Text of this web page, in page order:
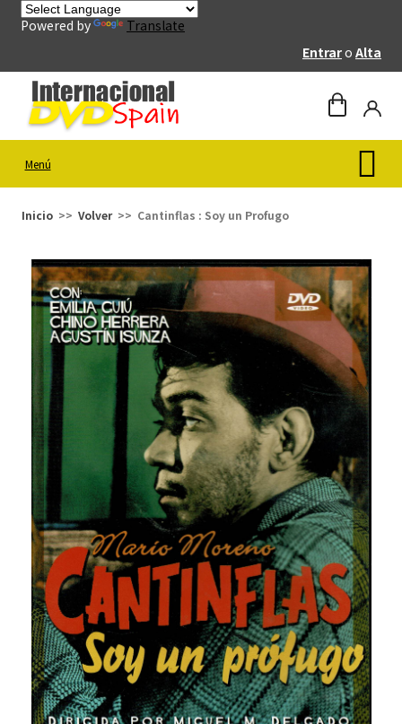
Powered by
Translate
Entraro Alta
Menú
Inicio Volver Cantinflas : Soy un Profugo